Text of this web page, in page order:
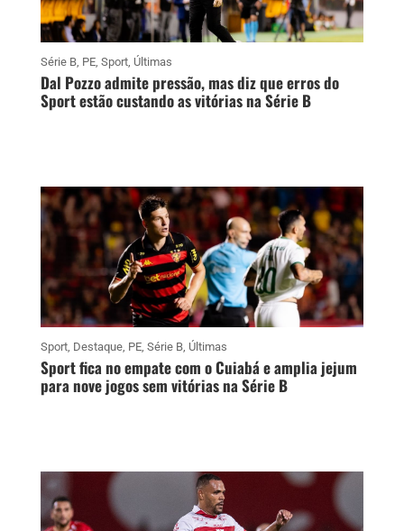
Série B, PE, Sport, Últimas
Dal Pozzo admite pressão, mas diz que erros do
Sport estão custando as vitórias na Série B
Sport, Destaque, PE, Série B, Últimas
Sport fica no empate com o Cuiabá e amplia jejum
para nove jogos sem vitórias na Série B